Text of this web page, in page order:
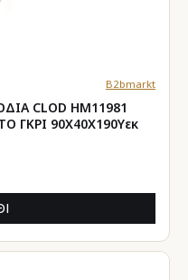
B2bmarkt
CLOD HM11981
ΓΚΡΙ 90Χ40Χ190Yεκ